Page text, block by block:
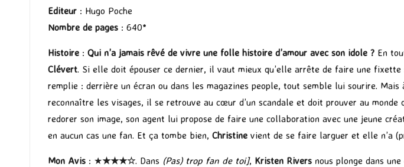
Editeur : Hugo Poche
Nombre de pages : 640*
Histoire : Qui n’a jamais rêvé de vivre une folle histoire d’amour avec son idole ? En
Clévert. Si elle doit épouser ce dernier, il vaut mieux qu’elle arrête de faire une fixette
remplie : derrière un écran ou dans les magazines people, tout semble lui sourire.
reconnaître les visages, il se retrouve au cœur d’un scandale et doit prouver au monde
redorer son image, son agent lui propose de faire une collaboration avec une jeune
en aucun cas une fan. Et ça tombe bien, Christine vient de se faire larguer et elle n’a
Mon Avis : ★★★★☆. Dans (Pas) trop fan de toi], Kristen Rivers nous plonge dans